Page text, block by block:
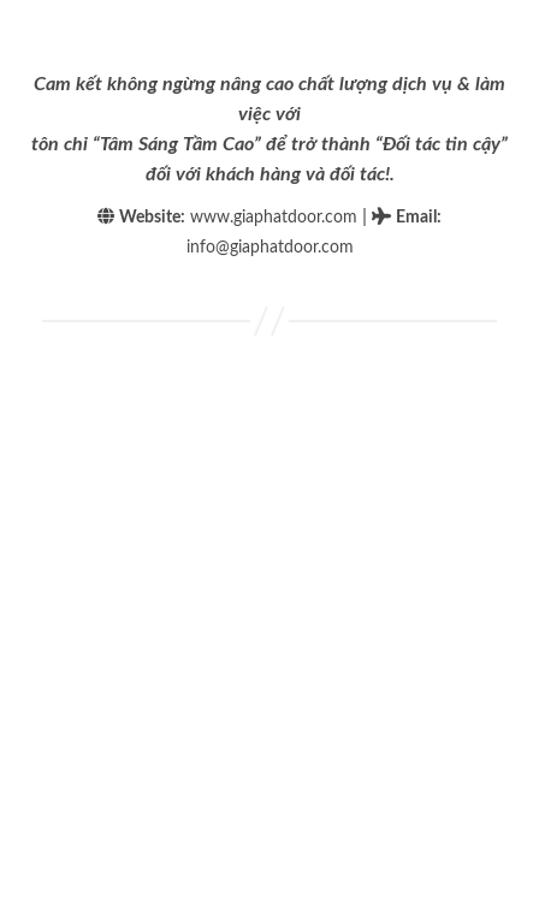
Cam kết không ngừng nâng cao chất lượng dịch vụ & làm
việc với
tôn chỉ “Tâm Sáng Tầm Cao” để trở thành “Đối tác tin cậy”
đối với khách hàng và đối tác!.
Website: www.giaphatdoor.com Email :
info@giaphatdoor.com